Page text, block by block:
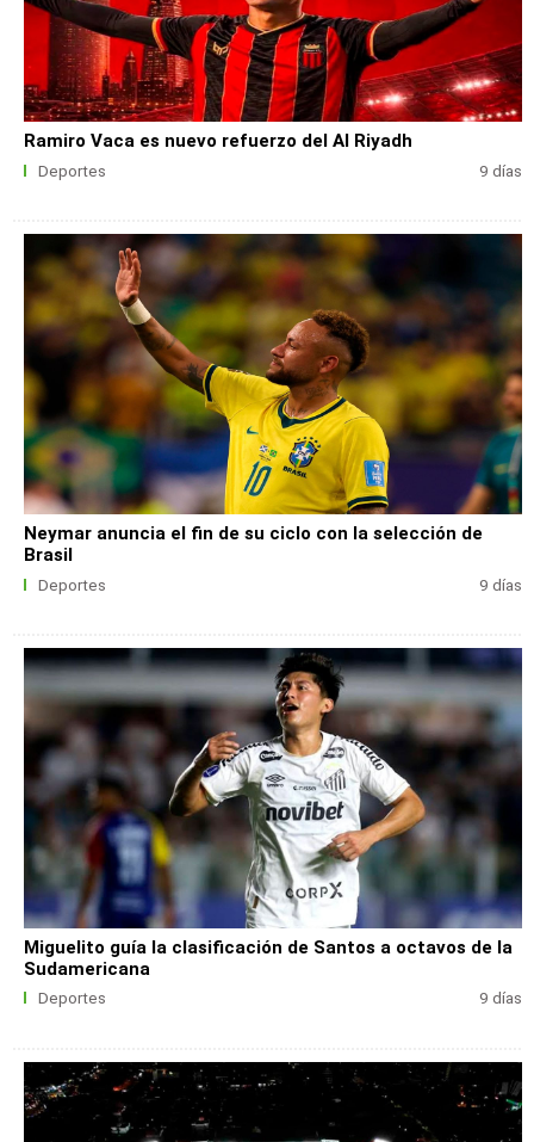
Ramiro Vaca es nuevo refuerzo del Al Riyadh
Deportes 9 días
Neymar anuncia el fin de su ciclo con la selección de
Brasil
Deportes 9 días
Miguelito guía la clasificación de Santos a octavos de la
Sudamericana
Deportes 9 días